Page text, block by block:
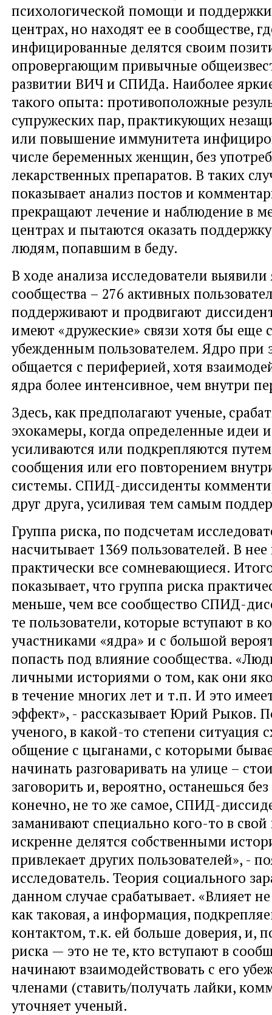
психологической помощи и
центрах, но находят ее в сообществе,
инфицированные делятся своим
опровергающим привычные
развитии ВИЧ и СПИДа. Наиболее
такого опыта: противоположные
супружеских пар, практикующих
или повышение иммунитета
числе беременных женщин, без
лекарственных препаратов. В таких
показывает анализ постов и
прекращают лечение и наблюдение в
центрах и пытаются оказать
людям, попавшим в беду.
В ходе анализа исследователи
сообщества – 276 активных
поддерживают и продвигают
имеют «дружеские» связи хотя бы еще
убежденным пользователем. Ядро при
общается с периферией, хотя
ядра более интенсивное, чем внутри
Здесь, как предполагают ученые,
эхокамеры, когда определенные идеи
усиливаются или подкрепляются
сообщения или его повторением
системы. СПИД-диссиденты
друг друга, усиливая тем самым
Группа риска, по подсчетам
насчитывает 1369 пользователей. В
практически все сомневающиеся.
показывает, что группа риска
меньше, чем все сообщество СПИД-
те пользователи, которые вступают в
участниками «ядра» и с большой
попасть под влияние сообщества.
личными историями о том, как они
в течение многих лет и т.п. И это
эффект», - рассказывает Юрий Рыков.
ученого, в какой-то степени ситуация
общение с цыганами, с которыми
начинать разговаривать на улице –
заговорить и, вероятно, останешься
конечно, не то же самое, СПИД-
заманивают специально кого-то в свой
искренне делятся собственными
привлекает других пользователей», -
исследователь. Теория социального
данном случае срабатывает. «Влияет
как таковая, а информация,
контактом, т.к. ей больше доверия, и,
риска — это не те, кто вступают в
начинают взаимодействовать с его
членами (ставить/получать лайки,
уточняет ученый.